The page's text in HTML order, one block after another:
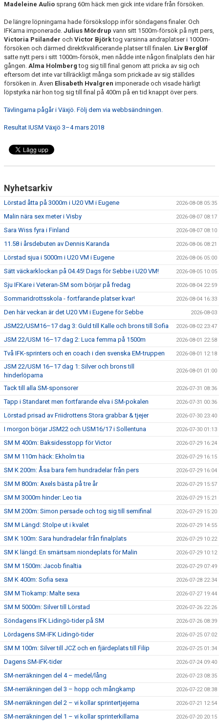
Madeleine Aulio sprang 60m häck men gick inte vidare från försöken.
De längre löpningarna hade försökslopp inför söndagens finaler. Och
IFKarna imponerade. Julius Mördrup vann sitt 1500m-försök på nytt pers,
Victoria Psilander och Victor Björktog varsinna andraplatser i 1000m-
försöken och därmed direktkvalificerande platser till finalen. Liv Berglöf
satte nytt pers i sitt 1000m-försök, men nådde inte någon finalplats den här
gången. Alma Holmberg tog sig till final genom att pricka av sig och
eftersom det inte var tillräckligt många som prickade av sig ställdes
försöken in. Även Elisabeth Hvalgren imponerade och visade härligt
löpstyrka när hon tog sig till final på 400m på en tid knappt över pers.
Tävlingarna pågår i Växjö. Följ dem via webbsändningen.
Resultat IUSM Växjö 3–4 mars 2018
Nyhetsarkiv
Lörstad åtta på 3000m i U20 VM i Eugene 2026-08-08 05:35
Malin nära sex meter i Visby 2026-08-07 08:17
Sara Wiss fyra i Finland 2026-08-07 08:10
11.58 i årsdebuten av Dennis Karanda 2026-08-06 08:21
Lörstad sjua i 5000m i U20 VM i Eugene 2026-08-06 05:00
Sätt väckarklockan på 04.45! Dags för Sebbe i U20 VM! 2026-08-05 10:05
Sju IFKare i Veteran-SM som börjar på fredag 2026-08-04 22:59
Sommaridrottsskola - fortfarande platser kvar! 2026-08-04 16:33
Den här veckan är det U20 VM i Eugene för Sebbe 2026-08-03
JSM22/USM16–17 dag 3: Guld till Kalle och brons till Sofia 2026-08-02 23:47
JSM 22/USM 16–17 dag 2: Luca femma på 1500m 2026-08-01 22:58
Två IFK-sprinters och en coach i den svenska EM-truppen 2026-08-01 12:18
JSM 22/USM 16–17 dag 1: Silver och brons till
hinderlöparna
2026-08-01 01:00
Tack till alla SM-sponsorer 2026-07-31 08:36
Tapp i Standaret men fortfarande elva i SM-pokalen 2026-07-31 00:36
Lörstad prisad av Friidrottens Stora grabbar & tjejer 2026-07-30 23:40
I morgon börjar JSM22 och USM16/17 i Sollentuna 2026-07-30 01:13
SM M 400m: Baksidesstopp för Victor 2026-07-29 16:24
SM M 110m häck: Ekholm tia 2026-07-29 16:15
SM K 200m: Åsa bara fem hundradelar från pers 2026-07-29 16:04
SM M 800m: Axels bästa på tre år 2026-07-29 15:57
SM M 3000m hinder: Leo tia 2026-07-29 15:21
SM M 200m: Simon persade och tog sig till semifinal 2026-07-29 15:20
SM M Längd: Stolpe ut i kvalet 2026-07-29 14:55
SM K 100m: Sara hundradelar från finalplats 2026-07-29 10:22
SM K längd: En smärtsam niondeplats för Malin 2026-07-29 10:12
SM M 1500m: Jacob finaltia 2026-07-29 07:49
SM K 400m: Sofia sexa 2026-07-28 22:34
SM M Tiokamp: Malte sexa 2026-07-27 19:44
SM M 5000m: Silver till Lörstad 2026-07-26 22:26
Söndagens IFK Lidingö-tider på SM 2026-07-26 08:39
Lördagens SM-IFK Lidingö-tider 2026-07-25 07:02
SM M 100m: Silver till JCZ och en fjärdeplats till Filip 2026-07-25 01:34
Dagens SM-IFK-tider 2026-07-24 09:40
SM-nerräkningen del 4 – medel/lång 2026-07-23 08:35
SM-nerräkningen del 3 – hopp och mångkamp 2026-07-22 08:38
SM-nerräkningen del 2 – vi kollar sprintertjejerna 2026-07-21 12:54
SM-nerräkningen del 1 – vi kollar sprinterkillarna 2026-07-20 20:15